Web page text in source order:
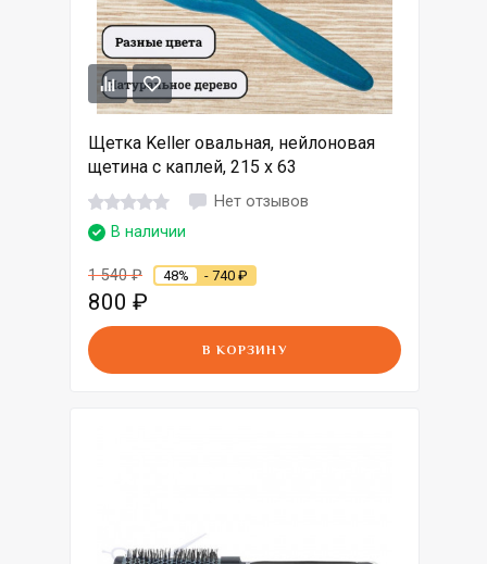
Щетка Keller овальная, нейлоновая
щетина с каплей, 215 x 63
Нет отзывов
В наличии
1 540₽ 48% - 740 ₽
800 ₽
В КОРЗИНУ